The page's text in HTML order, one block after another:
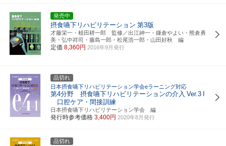
発売中
摂食嚥下リハビリテーション 第3版
才藤栄一・植田耕一郎 監修／出江紳一・鎌倉やよい・熊倉勇
美・弘中祥司・藤島一郎・松尾浩一郎・山田好秋 編
定価 8,360円 2016年9月発行
品切れ
日本摂食嚥下リハビリテーション学会eラーニング対応
第4分野 摂食嚥下リハビリテーションの介入 Ver.3
口腔ケア・間接訓練
日本摂食嚥下リハビリテーション学会 編
発行時参考価格 3,400円 2020年8月発行
品切れ